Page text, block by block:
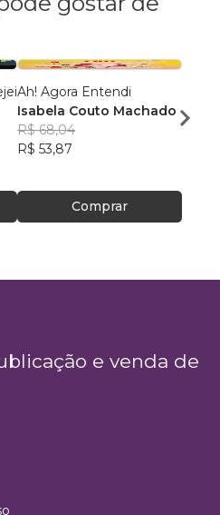
Ah! Agora Entendi
Isabela Couto Machado
R$ 68,04
R$ 53,87
Comprar
e venda de